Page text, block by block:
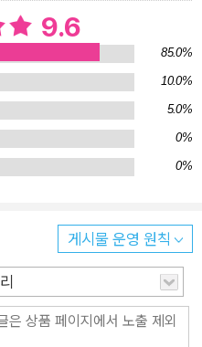
8가지 구조 변화를 제시한다.
지 미래 주요 이슈들이 금리
수요를 자극할 것이다. 기업
한 자본 지출이 확대되면 금리
기술 변화가 고용 구조를 흔
어져 금리를 낮추는 방향으로
가 진행될수록 노동 공급이 줄
적으로는 금리 하락 요인이 될
가 그동안 저축해온 돈을 본격
상승 압력이 커질 수 있다. 이
주요 변수다. 미국을 비롯한
9.6
85.0%
10.0%
5.0%
0%
0%
게시물 운영 원칙